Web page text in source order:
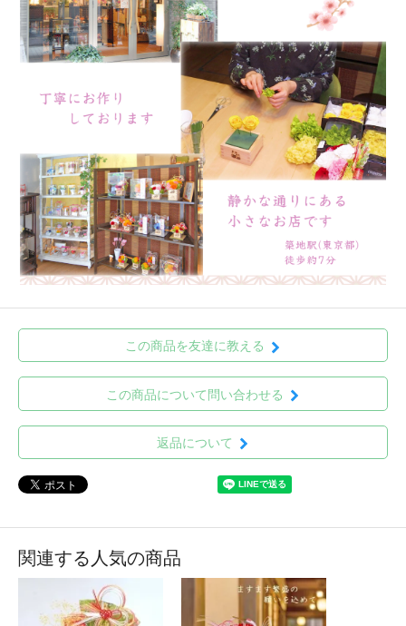
この商品を友達に教える
この商品について問い合わせる
返品について
関連する人気の商品